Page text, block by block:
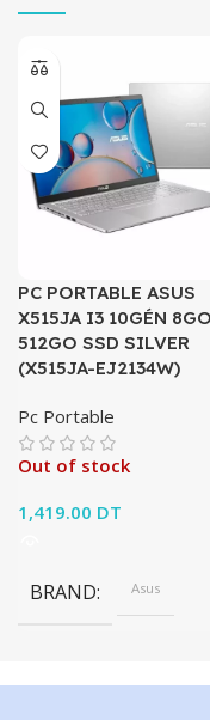
PC PORTABLE ASUS
X515JA I3 10GÉN 8GO
512GO SSD SILVER
(X515JA-EJ2134W)
Pc Portable
Out of stock
1,419.00 DT
BRAND Asus